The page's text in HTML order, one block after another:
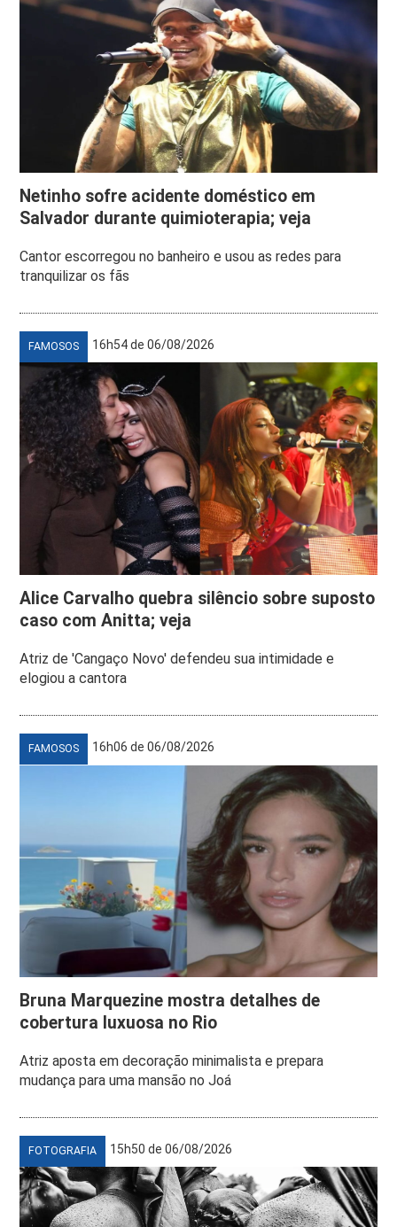
Netinho sofre acidente doméstico em
Salvador durante quimioterapia; veja
Cantor escorregou no banheiro e usou as redes para
tranquilizar os fãs
FAMOSOS 16h54 de 06/08/2026
Alice Carvalho quebra silêncio sobre suposto
caso com Anitta; veja
Atriz de 'Cangaço Novo' defendeu sua intimidade e
elogiou a cantora
FAMOSOS 16h06 de 06/08/2026
Bruna Marquezine mostra detalhes de
cobertura luxuosa no Rio
Atriz aposta em decoração minimalista e prepara
mudança para uma mansão no Joá
FOTOGRAFIA 15h50 de 06/08/2026